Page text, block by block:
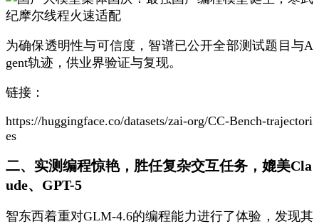
为确保透明性与可信度，智谱已公开全部测试题目与A
gent轨迹，供业界验证与复现。
链接：
https://huggingface.co/datasets/zai-org/CC-Bench-trajectori
es
二、实测编程惊艳，胜任复杂交互任务，媲美Cla
ude、GPT-5
智东西着重对GLM-4.6的编程能力进行了体验，发现其